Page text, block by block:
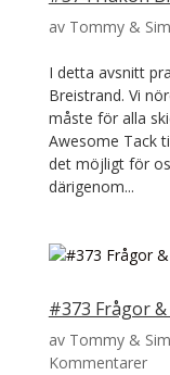
av Tommy &
I detta avsnitt
Breistrand. Vi
måste för alla
Awesome Tack
det möjligt för
därigenom...
#373 Frågor &
av Tommy &
Kommentarer